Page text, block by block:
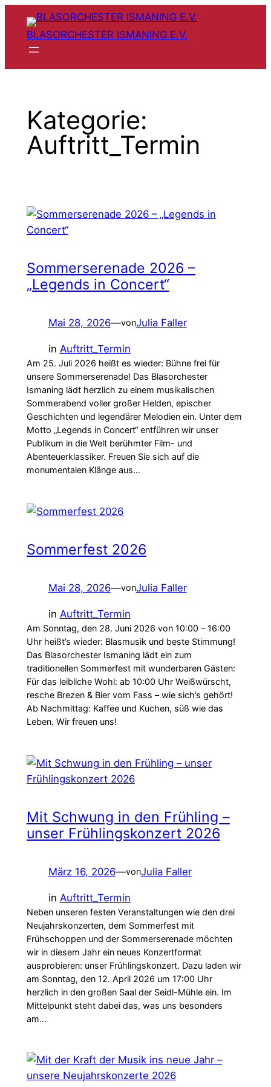
Inhalt
springen
BLASORCHESTER ISMANING E.V.
Kategorie:
Auftritt_Termin
Sommerserenade 2026 –
„Legends in Concert“
Mai 28, 2026—vonJulia Faller
in Auftritt_Termin
Am 25. Juli 2026 heißt es wieder: Bühne frei für
unsere Sommerserenade! Das Blasorchester
Ismaning lädt herzlich zu einem musikalischen
Sommerabend voller großer Helden, epischer
Geschichten und legendärer Melodien ein. Unter dem
Motto „Legends in Concert“ entführen wir unser
Publikum in die Welt berühmter Film- und
Abenteuerklassiker. Freuen Sie sich auf die
monumentalen Klänge aus…
Sommerfest 2026
Mai 28, 2026—vonJulia Faller
in Auftritt_Termin
Am Sonntag, den 28. Juni 2026 von 10:00 – 16:00
Uhr heißt’s wieder: Blasmusik und beste Stimmung!
Das Blasorchester Ismaning lädt ein zum
traditionellen Sommerfest mit wunderbaren Gästen:
Für das leibliche Wohl: ab 10:00 Uhr Weißwürscht,
resche Brezen & Bier vom Fass – wie sich’s gehört!
Ab Nachmittag: Kaffee und Kuchen, süß wie das
Leben. Wir freuen uns!
Mit Schwung in den Frühling –
unser Frühlingskonzert 2026
März 16, 2026—vonJulia Faller
in Auftritt_Termin
Neben unseren festen Veranstaltungen wie den drei
Neujahrskonzerten, dem Sommerfest mit
Frühschoppen und der Sommerserenade möchten
wir in diesem Jahr ein neues Konzertformat
ausprobieren: unser Frühlingskonzert. Dazu laden wir
am Sonntag, den 12. April 2026 um 17:00 Uhr
herzlich in den großen Saal der Seidl-Mühle ein. Im
Mittelpunkt steht dabei das, was uns besonders
am…